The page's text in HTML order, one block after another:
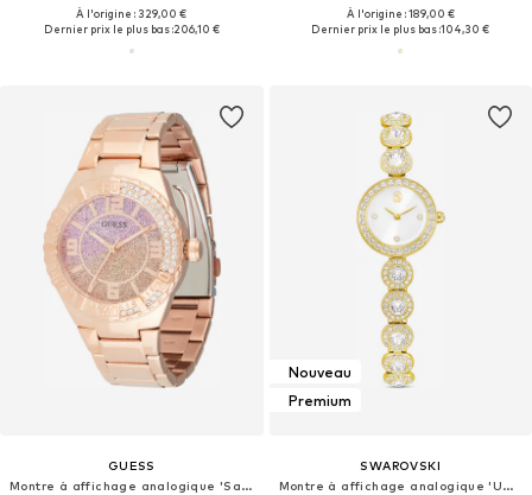
À l'origine : 329,00 €
Dernier prix le plus bas :206,10 €
À l'origine : 189,00 €
Dernier prix le plus bas :104,30 €
GUESS
Montre à affichage analogique 'Sangria'
Nouveau
Premium
SWAROVSKI
Montre à affichage analogique 'UNA'